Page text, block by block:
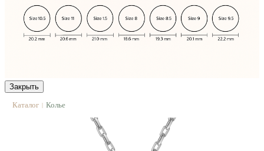
Закрыть
Каталог | Колье